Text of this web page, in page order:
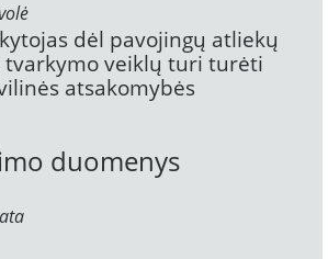
dėl pavojingų atliekų
tvarkymo veiklų turi turėti
atsakomybės
duomenys